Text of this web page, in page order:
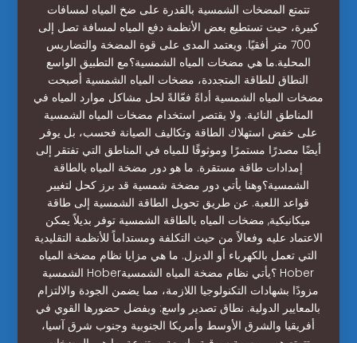
تتمتع المضخات الشمسية بالقدرة على ضخ المياه لمسافات
كبيرة، حيث تستطيع بعض الأنظمة دفع المياه لمسافة تصل إلى
700 متر أفقيًا. ويعتمد المدى على قوة المضخة والتضاريس
المحلية.ما هي مضخات المياه الشمسية؟مع التطبيق الواسع
النطاق للطاقة المتجددة، مضخات المياه الشمسية أصبحت
مضخات المياه الشمسية أداةً فعّالةً لحل مشاكل موارد المياه في
المناطق النائية. ولا يقتصر استخدام مضخات المياه الشمسية
على خفض استهلاك الطاقة وتكاليف الصيانة فحسب، بل يوفر
أيضًا مصدرًا مستمرًا وموثوقًا للمياه في المناطق التي تفتقر إلى
إمدادات طاقة مستقرة. ما هو دور مضخة المياه بالطاقة
الشمسية؟وهنا يأتي دور مضخة شمسية قد برز كحل لتغيير
قواعد اللعبة. عن طريق تحويل الطاقة الشمسية إلى طاقة
ميكانيكية, مضخات المياه بالطاقة الشمسية توفر بديلاً يمكن
الاعتماد عليه وفعالاً من حيث التكلفة ومستداماً للأنظمة التقليدية
التي تعمل بالكهرباء أو الديزل. ما هي مزايا نظام مضخة المياه
الشمسية Hober؟يأتي نظام مضخة المياه الشمسية Hober
مزودًا بشهادات التكنولوجيا اللازمة، مما يضمن الجودة والالتزام
بالمعايير الدولية. نطاق تصدير واسع: وبفضل حضورها القوي في
أفريقيا والشرق الأوسط وأمريكا الجنوبية وجنوب شرق آسيا،